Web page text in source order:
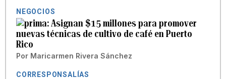
NEGOCIOS
Asignan $15 millones para promover
nuevas técnicas de cultivo de café en Puerto
Rico
Por Maricarmen Rivera Sánchez
CORRESPONSALÍAS